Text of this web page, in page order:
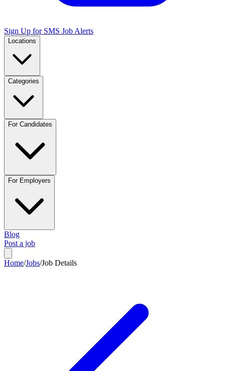
Sign Up for SMS Job Alerts
Locations
Categories
For Candidates
For Employers
Blog
Post a job
Home/Jobs/Job Details